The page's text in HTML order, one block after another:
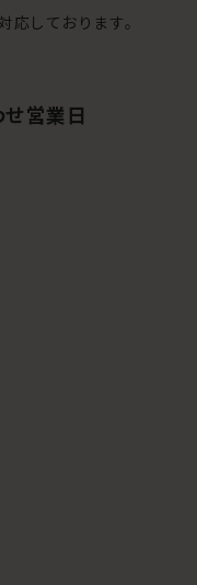
しております。
営業日